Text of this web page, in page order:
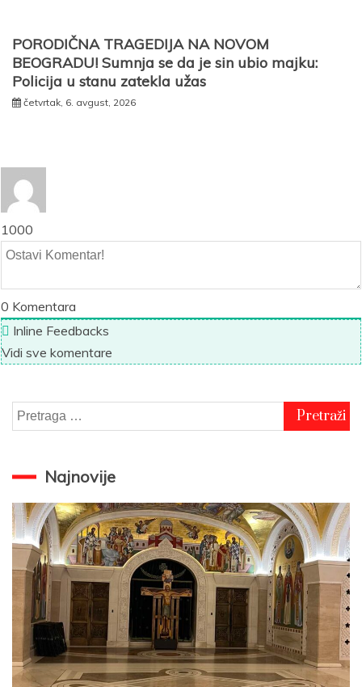
PORODIČNA TRAGEDIJA NA NOVOM
BEOGRADU! Sumnja se da je sin ubio majku:
Policija u stanu zatekla užas
četvrtak, 6. avgust, 2026
1000
0 Komentara
Inline Feedbacks
Vidi sve komentare
Pretraga
za:
Najnovije